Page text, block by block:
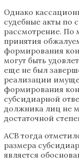
Однако
судебные акты по
рассмотрение. По
принятия
формирования
могут быть
еще не был
реализации
формирования
субсидиарной
должника лиц не
достаточной
АСВ тогда
размера
является